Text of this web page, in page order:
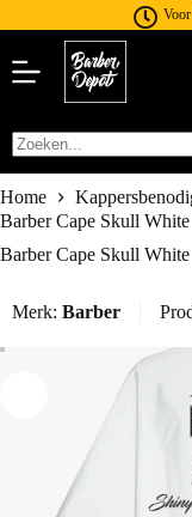
Home
Barber Cape Skull White
Barber Cape Skull White
Merk: Barber